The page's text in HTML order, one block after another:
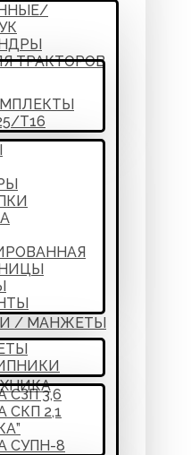
ТРАКТОРОВ
Т16
/ МАНЖЕТЫ
СЗП 3,6
СКП 2,1
СУПН-8